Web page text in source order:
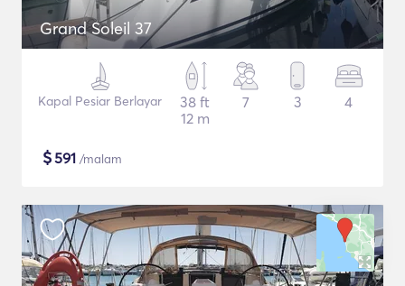
Grand Soleil 37
Kapal Pesiar Berlayar
38 ft
12 m
7 3 4
$591 /malam